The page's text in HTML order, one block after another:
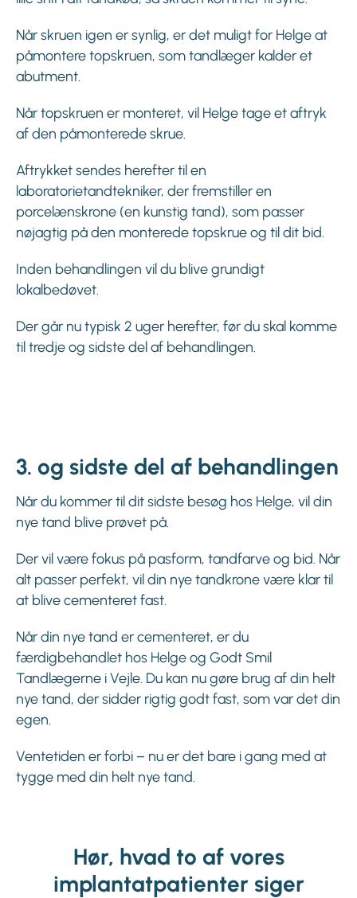
Når skruen igen er synlig, er det muligt for Helge at
påmontere topskruen, som tandlæger kalder et
abutment.
Når topskruen er monteret, vil Helge tage et aftryk
af den påmonterede skrue.
Aftrykket sendes herefter til en
laboratorietandtekniker, der fremstiller en
porcelænskrone (en kunstig tand), som passer
nøjagtig på den monterede topskrue og til dit bid.
Inden behandlingen vil du blive grundigt
lokalbedøvet.
Der går nu typisk 2 uger herefter, før du skal komme
til tredje og sidste del af behandlingen.
3. og sidste del af behandlingen
Når du kommer til dit sidste besøg hos Helge, vil din
nye tand blive prøvet på.
Der vil være fokus på pasform, tandfarve og bid. Når
alt passer perfekt, vil din nye tandkrone være klar til
at blive cementeret fast.
Når din nye tand er cementeret, er du
færdigbehandlet hos Helge og Godt Smil
Tandlægerne i Vejle. Du kan nu gøre brug af din helt
nye tand, der sidder rigtig godt fast, som var det din
egen.
Ventetiden er forbi – nu er det bare i gang med at
tygge med din helt nye tand.
Hør, hvad to af vores
implantatpatienter siger